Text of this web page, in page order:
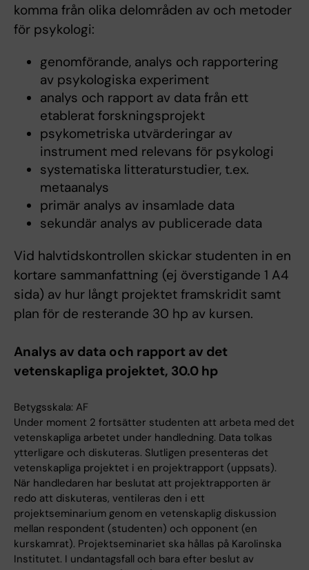
komma från olika delområden av och metoder
för psykologi:
genomförande, analys och rapportering
av psykologiska experiment
analys och rapport av data från ett
etablerat forskningsprojekt
psykometriska utvärderingar av
instrument med relevans för psykologi
systematiska litteraturstudier, t.ex.
metaanalys
primär analys av insamlade data
sekundär analys av publicerade data
Vid halvtidskontrollen skickar studenten in en
kortare sammanfattning (ej överstigande 1 A4
sida) av hur långt projektet framskridit samt
plan för de resterande 30 hp av kursen.
Analys av data och rapport av det
vetenskapliga projektet, 30.0 hp
Betygsskala: AF
Under moment 2 fortsätter studenten att arbeta med det
vetenskapliga arbetet under handledning. Data tolkas
ytterligare och diskuteras. Slutligen presenteras det
vetenskapliga projektet i en projektrapport (uppsats).
När handledaren har beslutat att projektrapporten är
redo att diskuteras, ventileras den i ett
projektseminarium genom en vetenskaplig diskussion
mellan respondent (studenten) och opponent (en
kurskamrat). Projektseminariet ska hållas på Karolinska
Institutet. I undantagsfall och bara efter beslut av